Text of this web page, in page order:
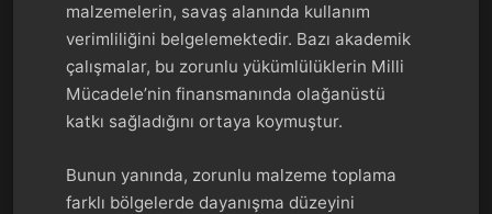
malzemelerin, savaş alanında kullanım
verimliliğini belgelemektedir. Bazı akademik
çalışmalar, bu zorunlu yükümlülüklerin Milli
Mücadele’nin finansmanında olağanüstü
katkı sağladığını ortaya koymuştur.
Bunun yanında, zorunlu malzeme toplama
farklı bölgelerde dayanışma düzeyini